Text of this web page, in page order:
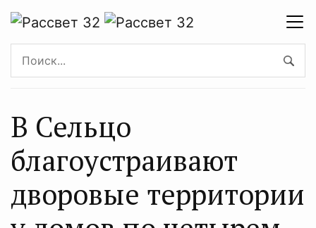
В Сельцо
благоустраивают
дворовые территории